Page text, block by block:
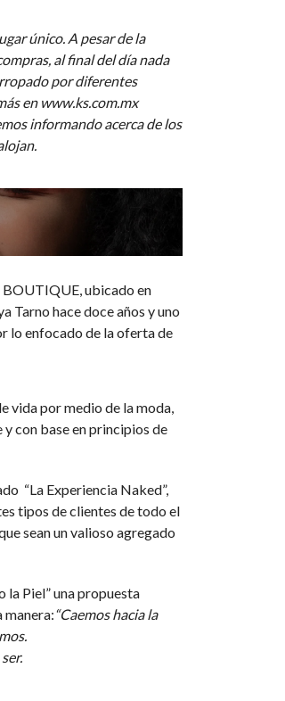
único. A pesar de la
al final del día nada
por diferentes
en www.ks.com.mx
informando acerca de los
ubicado en
Tarno hace doce años y uno
lo enfocado de la oferta de
vida por medio de la moda,
con base en principios de
“La Experiencia Naked”,
tipos de clientes de todo el
sean un valioso agregado
Piel” una propuesta
manera:“Caemos hacia la